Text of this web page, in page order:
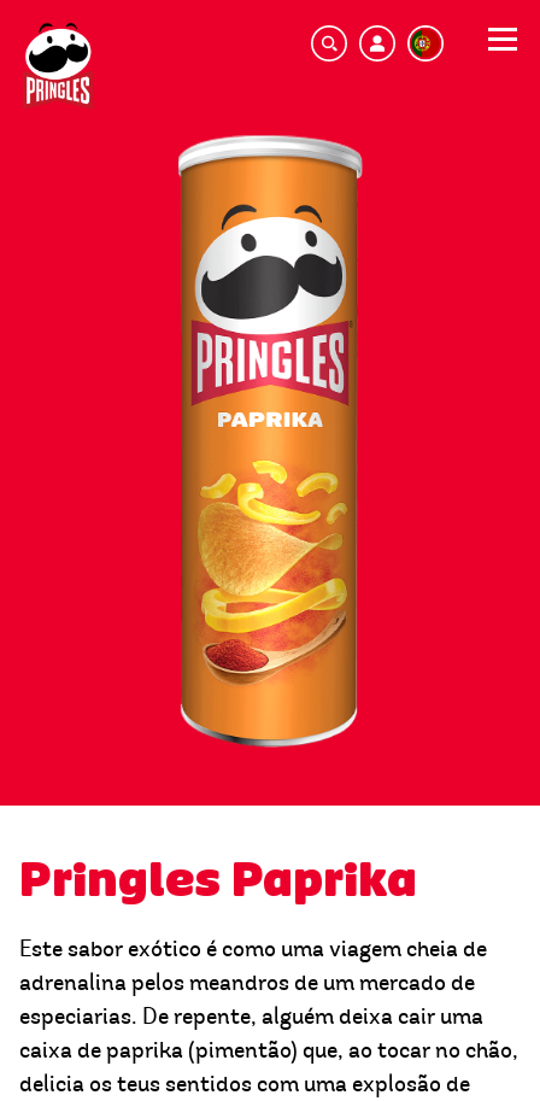
Pringles Paprika
Este sabor exótico é como uma viagem cheia de
adrenalina pelos meandros de um mercado de
especiarias. De repente, alguém deixa cair uma
caixa de paprika (pimentão) que, ao tocar no chão,
delicia os teus sentidos com uma explosão de